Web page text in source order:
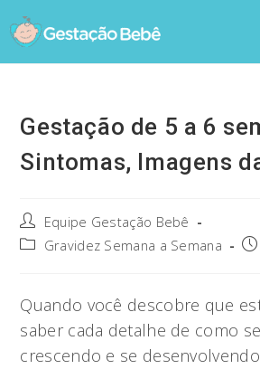
to
content
Gestação de 5 a 6
Sintomas, Imagens
Post
author:
Equipe Gestação Bebê
PostGravidez Semana a Semana
Quando você descobre que
saber cada detalhe de como
crescendo e se